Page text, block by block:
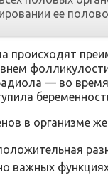
ее
происходят
— во
в организме
важных